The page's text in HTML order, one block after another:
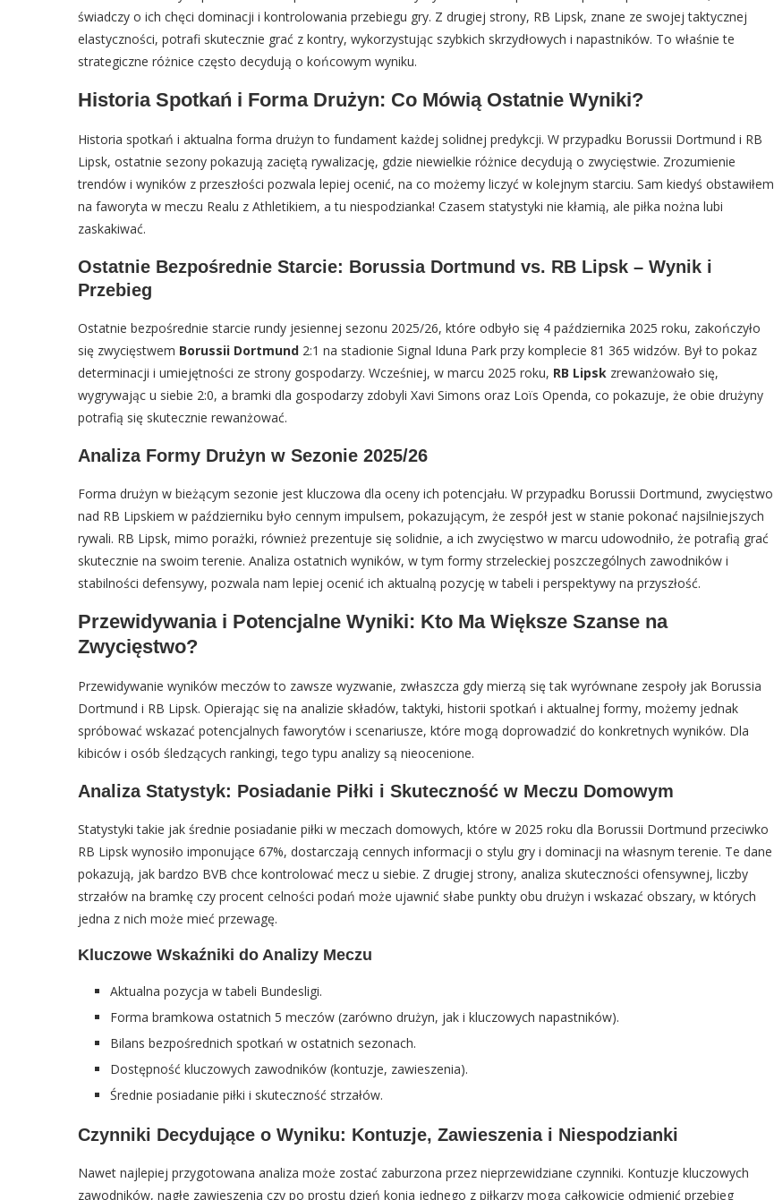
świadczy o ich chęci dominacji i kontrolowania przebiegu gry. Z drugiej strony, RB Lipsk, znane ze swojej taktycznej
elastyczności, potrafi skutecznie grać z kontry, wykorzystując szybkich skrzydłowych i napastników. To właśnie te
strategiczne różnice często decydują o końcowym wyniku.
Historia Spotkań i Forma Drużyn: Co Mówią Ostatnie Wyniki?
Historia spotkań i aktualna forma drużyn to fundament każdej solidnej predykcji. W przypadku Borussii Dortmund i RB
Lipsk, ostatnie sezony pokazują zaciętą rywalizację, gdzie niewielkie różnice decydują o zwycięstwie. Zrozumienie
trendów i wyników z przeszłości pozwala lepiej ocenić, na co możemy liczyć w kolejnym starciu. Sam kiedyś obstawiłem
na faworyta w meczu Realu z Athletikiem, a tu niespodzianka! Czasem statystyki nie kłamią, ale piłka nożna lubi
zaskakiwać.
Ostatnie Bezpośrednie Starcie: Borussia Dortmund vs. RB Lipsk – Wynik i
Przebieg
Ostatnie bezpośrednie starcie rundy jesiennej sezonu 2025/26, które odbyło się 4 października 2025 roku, zakończyło
się zwycięstwem Borussii Dortmund 2:1 na stadionie Signal Iduna Park przy komplecie 81 365 widzów. Był to pokaz
determinacji i umiejętności ze strony gospodarzy. Wcześniej, w marcu 2025 roku, RB Lipsk zrewanżowało się,
wygrywając u siebie 2:0, a bramki dla gospodarzy zdobyli Xavi Simons oraz Loïs Openda, co pokazuje, że obie drużyny
potrafią się skutecznie rewanżować.
Analiza Formy Drużyn w Sezonie 2025/26
Forma drużyn w bieżącym sezonie jest kluczowa dla oceny ich potencjału. W przypadku Borussii Dortmund, zwycięstwo
nad RB Lipskiem w październiku było cennym impulsem, pokazującym, że zespół jest w stanie pokonać najsilniejszych
rywali. RB Lipsk, mimo porażki, również prezentuje się solidnie, a ich zwycięstwo w marcu udowodniło, że potrafią grać
skutecznie na swoim terenie. Analiza ostatnich wyników, w tym formy strzeleckiej poszczególnych zawodników i
stabilności defensywy, pozwala nam lepiej ocenić ich aktualną pozycję w tabeli i perspektywy na przyszłość.
Przewidywania i Potencjalne Wyniki: Kto Ma Większe Szanse na
Zwycięstwo?
Przewidywanie wyników meczów to zawsze wyzwanie, zwłaszcza gdy mierzą się tak wyrównane zespoły jak Borussia
Dortmund i RB Lipsk. Opierając się na analizie składów, taktyki, historii spotkań i aktualnej formy, możemy jednak
spróbować wskazać potencjalnych faworytów i scenariusze, które mogą doprowadzić do konkretnych wyników. Dla
kibiców i osób śledzących rankingi, tego typu analizy są nieocenione.
Analiza Statystyk: Posiadanie Piłki i Skuteczność w Meczu Domowym
Statystyki takie jak średnie posiadanie piłki w meczach domowych, które w 2025 roku dla Borussii Dortmund przeciwko
RB Lipsk wynosiło imponujące 67%, dostarczają cennych informacji o stylu gry i dominacji na własnym terenie. Te dane
pokazują, jak bardzo BVB chce kontrolować mecz u siebie. Z drugiej strony, analiza skuteczności ofensywnej, liczby
strzałów na bramkę czy procent celności podań może ujawnić słabe punkty obu drużyn i wskazać obszary, w których
jedna z nich może mieć przewagę.
Kluczowe Wskaźniki do Analizy Meczu
Aktualna pozycja w tabeli Bundesligi.
Forma bramkowa ostatnich 5 meczów (zarówno drużyn, jak i kluczowych napastników).
Bilans bezpośrednich spotkań w ostatnich sezonach.
Dostępność kluczowych zawodników (kontuzje, zawieszenia).
Średnie posiadanie piłki i skuteczność strzałów.
Czynniki Decydujące o Wyniku: Kontuzje, Zawieszenia i Niespodzianki
Nawet najlepiej przygotowana analiza może zostać zaburzona przez nieprzewidziane czynniki. Kontuzje kluczowych
zawodników, nagłe zawieszenia czy po prostu dzień konia jednego z piłkarzy mogą całkowicie odmienić przebieg